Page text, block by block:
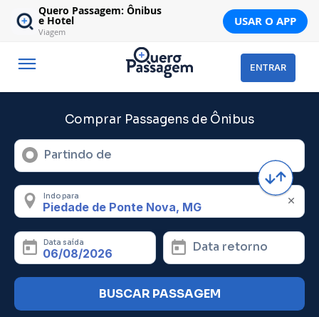
Quero Passagem: Ônibus
e Hotel
Viagem
USAR O APP
ENTRAR
Comprar Passagens de Ônibus
Partindo de
Indo para
Data saída Data retorno
BUSCAR PASSAGEM